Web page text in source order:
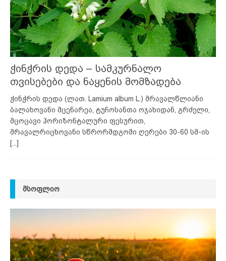
ჭინჭრის დედა – სამკურნალო
თვისებები და ნაყენის მომზადება
ჭინჭრის დედა (ლათ. Lamium album L.) მრავალწლიანი
ბალახოვანი მცენარეა, ტუჩოსანთა ოჯახიდან, გრძელი,
მცოცავი ჰორიზონტალური ფესურით,
მრავალრიცხოვანი სწრორმდგომი ღერები 30-60 სმ-ის
[...]
ᲛᲡᲝᲤᲚᲘᲝ